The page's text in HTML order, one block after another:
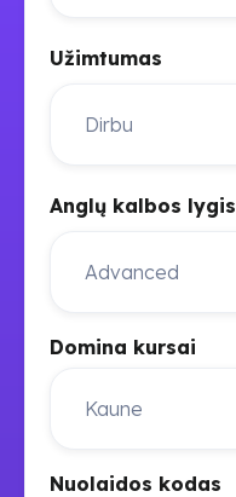
Užimtumas
Anglų kalbos lygis
Domina kursai
Nuolaidos kodas